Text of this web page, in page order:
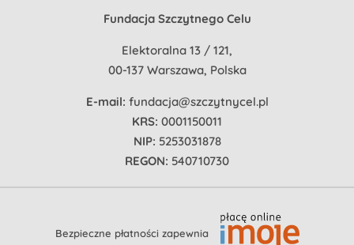
Fundacja Szczytnego Celu
Elektoralna 13 / 121,
00-137 Warszawa, Polska
E-mail: fundacja@szczytnycel.pl
KRS: 0001150011
NIP: 5253031878
REGON: 540710730
Bezpieczne płatności zapewnia